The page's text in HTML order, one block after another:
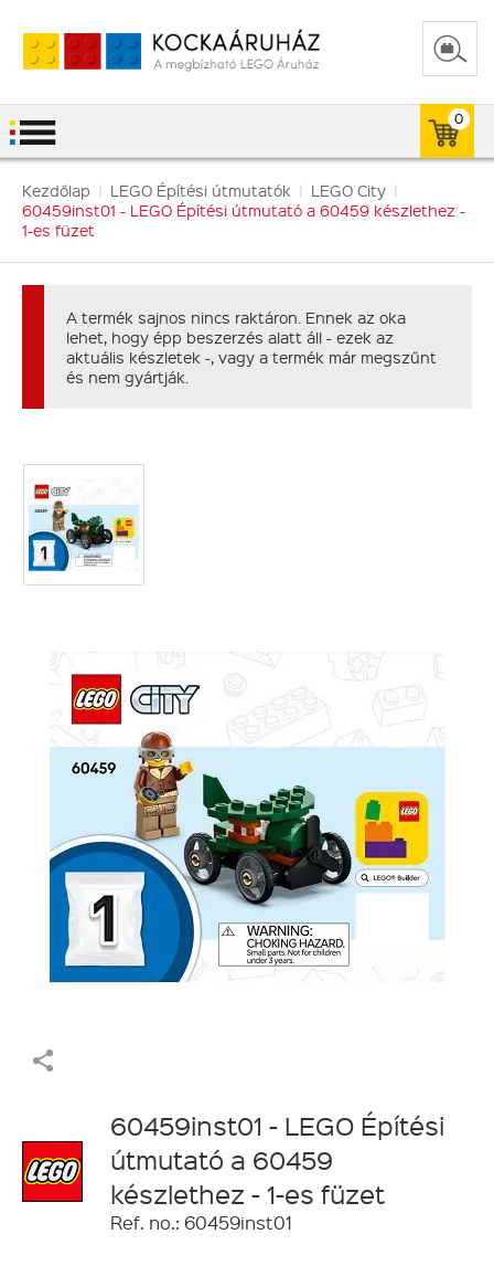
0
Kezdőlap | LEGO Építési útmutatók | LEGO City |
60459inst01 - LEGO Építési útmutató a 60459 készlethez -
1-es füzet
A termék sajnos nincs raktáron. Ennek az oka
lehet, hogy épp beszerzés alatt áll - ezek az
aktuális készletek -, vagy a termék már megszűnt
és nem gyártják.
60459inst01 - LEGO Építési
útmutató a 60459
készlethez - 1-es füzet
Ref. no.: 60459inst01